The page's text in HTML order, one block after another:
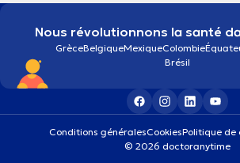
Nous révolutionnons la santé
GrèceBelgiqueMexiqueColombie
Brésil
Conditions généralesCookiesPolitique
© 2026 doctoranytime